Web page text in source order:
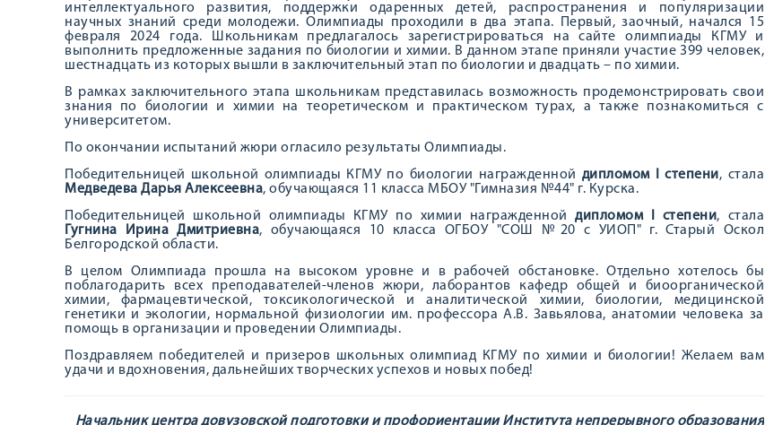
интеллектуального развития, поддержки одаренных детей, распространения и популяризации
научных знаний среди молодежи. Олимпиады проходили в два этапа. Первый, заочный, начался 15
февраля 2024 года. Школьникам предлагалось зарегистрироваться на сайте олимпиады КГМУ и
выполнить предложенные задания по биологии и химии. В данном этапе приняли участие 399 человек,
шестнадцать из которых вышли в заключительный этап по биологии и двадцать – по химии.
В рамках заключительного этапа школьникам представилась возможность продемонстрировать свои
знания по биологии и химии на теоретическом и практическом турах, а также познакомиться с
университетом.
По окончании испытаний жюри огласило результаты Олимпиады.
Победительницей школьной олимпиады КГМУ по биологии награжденной дипломом I степени, стала
Медведева Дарья Алексеевна, обучающаяся 11 класса МБОУ "Гимназия №44" г. Курска.
Победительницей школьной олимпиады КГМУ по химии награжденнойдипломом I степени, стала
Гугнина Ирина Дмитриевна, обучающаяся 10 класса ОГБОУ "СОШ №20 с УИОП" г. Старый Оскол
Белгородской области.
В целом Олимпиада прошла на высоком уровне и в рабочей обстановке. Отдельно хотелось бы
поблагодарить всех преподавателей-членов жюри, лаборантов кафедр общей и биоорганической
химии, фармацевтической, токсикологической и аналитической химии, биологии, медицинской
генетики и экологии, нормальной физиологии им. профессора А.В. Завьялова, анатомии человека за
помощь в организации и проведении Олимпиады.
Поздравляем победителей и призеров школьных олимпиад КГМУ по химии и биологии! Желаем вам
удачи и вдохновения, дальнейших творческих успехов и новых побед!
Начальник центра довузовской подготовки и профориентации Института непрерывного образования